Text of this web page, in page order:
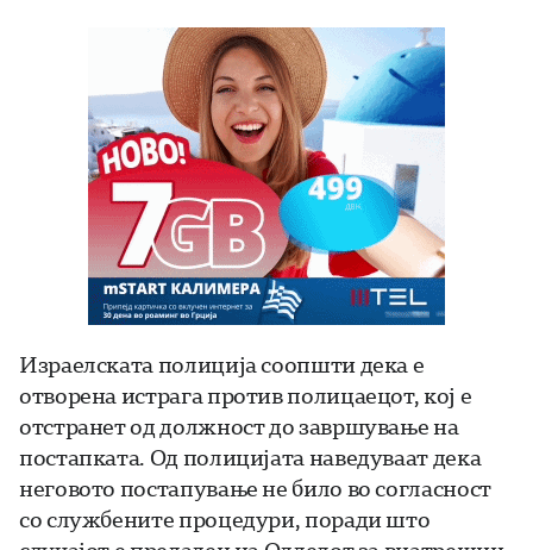
Израелската полиција соопшти дека е
отворена истрага против полицаецот, кој е
отстранет од должност до завршување на
постапката. Од полицијата наведуваат дека
неговото постапување не било во согласност
со службените процедури, поради што